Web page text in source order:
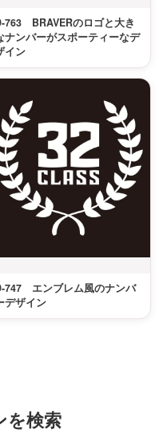
763 BRAVERのロゴと大き
ナンバーがスポーティーなデ
イン
747 エンブレム風のナンバ
デザイン
を検索